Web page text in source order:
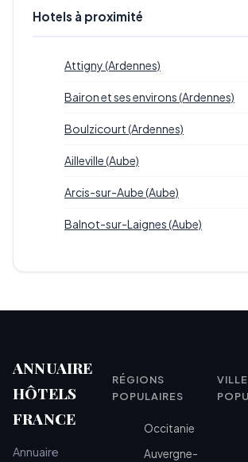
Hotels à proximité
Attigny (Ardennes)
Bairon et ses environs (Ardennes)
Boulzicourt (Ardennes)
Ailleville (Aube)
Arcis-sur-Aube (Aube)
Balnot-sur-Laignes (Aube)
ANNUAIRE
HÔTELS
FRANCE
Annuaire
RÉGIONS
POPULAIRES
Occitanie
Auvergne-